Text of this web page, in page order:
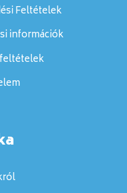
Feltételek
információk